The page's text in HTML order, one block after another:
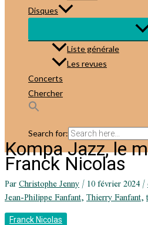
Disques
Liste générale
Les revues
Concerts
Chercher
Search for:
Kompa Jazz, le
Franck Nicolas
ParChristophe Jenny/10 février 2024/
Jean-Philippe Fanfant,Thierry Fanfant,
Franck Nicolas